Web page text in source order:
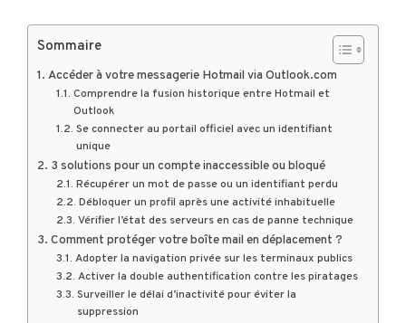
Sommaire
Accéder à votre messagerie Hotmail via Outlook.com
Comprendre la fusion historique entre Hotmail et
Outlook
Se connecter au portail officiel avec un identifiant
unique
3 solutions pour un compte inaccessible ou bloqué
Récupérer un mot de passe ou un identifiant perdu
Débloquer un profil après une activité inhabituelle
Vérifier l’état des serveurs en cas de panne technique
Comment protéger votre boîte mail en déplacement ?
Adopter la navigation privée sur les terminaux publics
Activer la double authentification contre les piratages
Surveiller le délai d’inactivité pour éviter la
suppression